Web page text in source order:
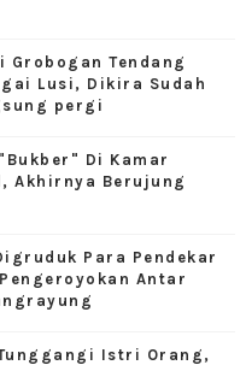
Grobogan Tendang
Lusi, Dikira Sudah
pergi
Di Kamar
Akhirnya Berujung
Para Pendekar
Antar
Istri Orang,